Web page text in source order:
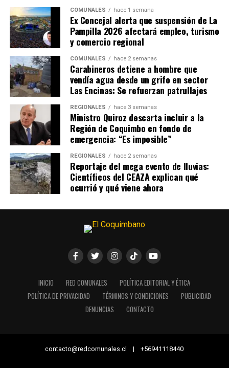
COMUNALES hace 1 semana
Ex Concejal alerta que suspensión de La
Pampilla 2026 afectará empleo, turismo
y comercio regional
COMUNALES hace 2 semanas
Carabineros detiene a hombre que
vendía agua desde un grifo en sector
Las Encinas: Se refuerzan patrullajes
REGIONALES hace 3 semanas
Ministro Quiroz descarta incluir a la
Región de Coquimbo en fondo de
emergencia: “Es imposible”
REGIONALES hace 2 semanas
Reportaje del mega evento de lluvias:
Científicos del CEAZA explican qué
ocurrió y qué viene ahora
INICIO RED COMUNALES
POLÍTICA EDITORIAL Y ÉTICA
POLÍTICA DE PRIVACIDAD
TÉRMINOS Y CONDICIONES
PUBLICIDAD
DENUNCIAS
CONTACTO
contacto@redcomunales.cl | +56941118440